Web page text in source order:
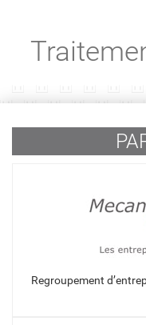
Regroupement